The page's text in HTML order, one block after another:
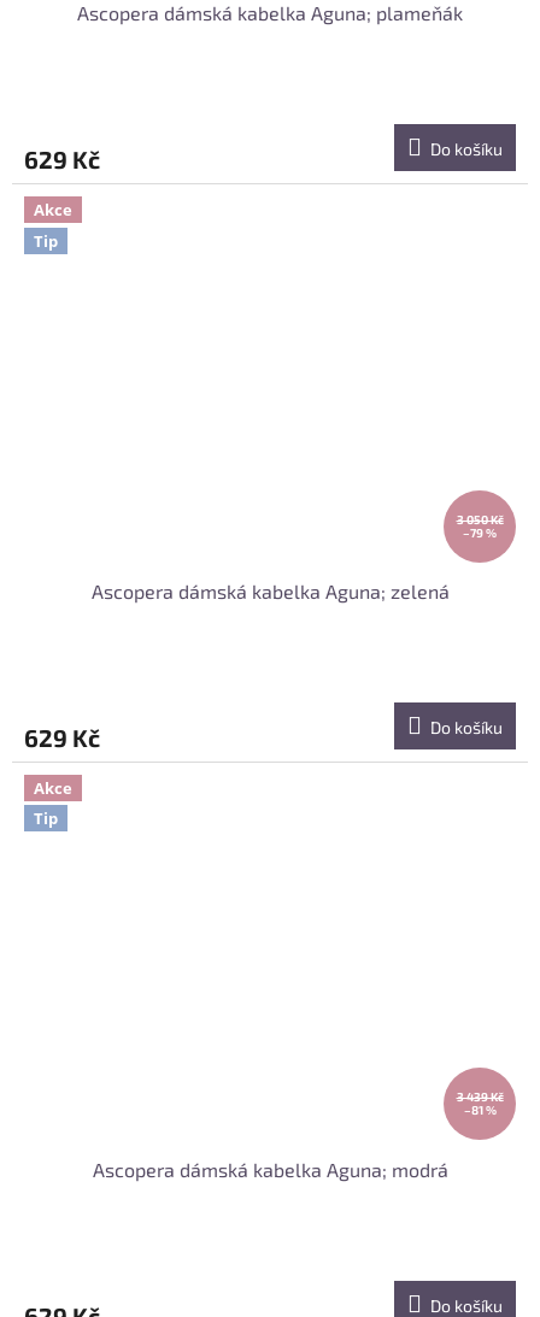
Ascopera dámská kabelka Aguna; plameňák
629 Kč Do košíku
Akce
Tip
3 050 Kč
–79 %
Ascopera dámská kabelka Aguna; zelená
629 Kč Do košíku
Akce
Tip
3 439 Kč
–81 %
Ascopera dámská kabelka Aguna; modrá
Do košíku